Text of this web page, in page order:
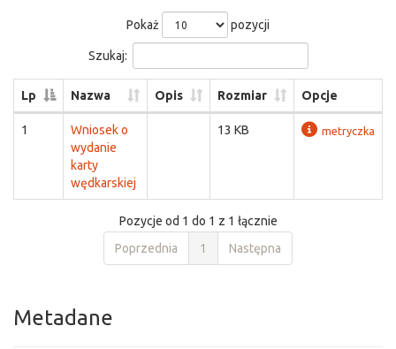
Pokaż pozycji
Szukaj:
Lp Nazwa Opis Rozmiar Opcje
1
Wniosek o
wydanie
karty
wędkarskiej
13 KB metryczka
Pozycje od 1 do 1 z 1 łącznie
Poprzednia
1 Następna
Metadane